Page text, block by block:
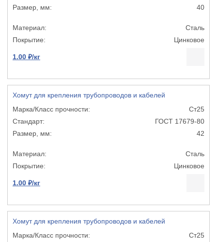
40
Сталь
Цинковое
1.00 ₽/кг
Хомут для крепления трубопроводов и кабелей
Ст25
ГОСТ 17679-80
42
Сталь
Цинковое
1.00 ₽/кг
Хомут для крепления трубопроводов и кабелей
Ст25